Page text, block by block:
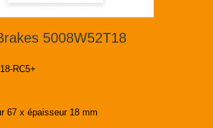
5008W52T18
RC5+
67 x épaisseur 18 mm